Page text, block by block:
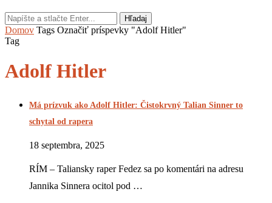
Hľadaj
Domov Tags Označiť príspevky "Adolf Hitler"
Tag
Adolf Hitler
Má prízvuk ako Adolf Hitler: Čistokrvný Talian Sinner to
schytal od rapera
18 septembra, 2025
RÍM – Taliansky raper Fedez sa po komentári na adresu
Jannika Sinnera ocitol pod …